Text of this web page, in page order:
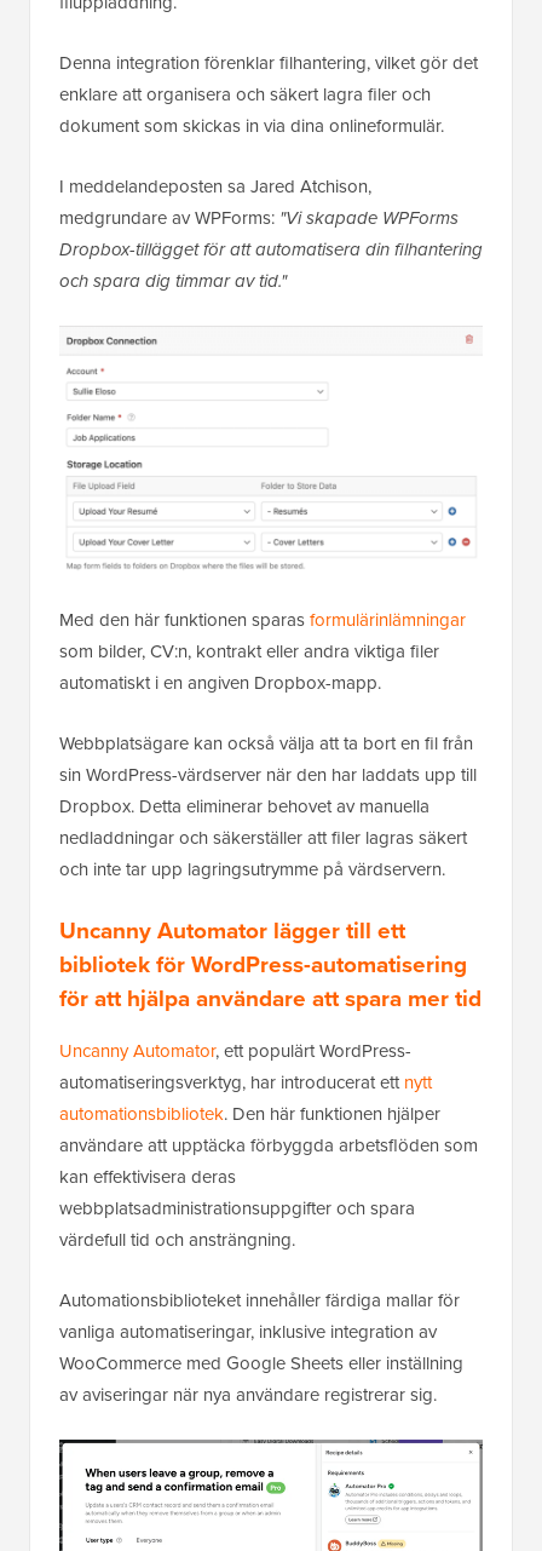
Denna integration förenklar filhantering, vilket gör det
enklare att organisera och säkert lagra filer och
dokument som skickas in via dina onlineformulär.
I meddelandeposten sa Jared Atchison,
medgrundare av WPForms: "Vi skapade WPForms
Dropbox-tillägget för att automatisera din filhantering
och spara dig timmar av tid."
Med den här funktionen sparasformulärinlämningar
som bilder, CV:n, kontrakt eller andra viktiga filer
automatiskt i en angiven Dropbox-mapp.
Webbplatsägare kan också välja att ta bort en fil från
sin WordPress-värdserver när den har laddats upp till
Dropbox. Detta eliminerar behovet av manuella
nedladdningar och säkerställer att filer lagras säkert
och inte tar upp lagringsutrymme på värdservern.
Uncanny Automator lägger till ett
bibliotek för WordPress-automatisering
för att hjälpa användare att spara mer tid
Uncanny Automator, ett populärt WordPress-
automatiseringsverktyg, har introducerat ettnytt
automationsbibliotek. Den här funktionen hjälper
användare att upptäcka förbyggda arbetsflöden som
kan effektivisera deras
webbplatsadministrationsuppgifter och spara
värdefull tid och ansträngning.
Automationsbiblioteket innehåller färdiga mallar för
vanliga automatiseringar, inklusive integration av
WooCommerce med Google Sheets eller inställning
av aviseringar när nya användare registrerar sig.